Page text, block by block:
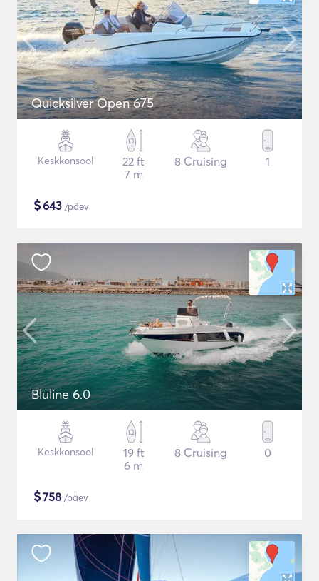
Quicksilver Open 675
Keskkonsool
22 ft
7 m
8 Cruising 1
$643 /päev
Bluline 6.0
Keskkonsool
19 ft
6 m
8 Cruising 0
$758 /päev